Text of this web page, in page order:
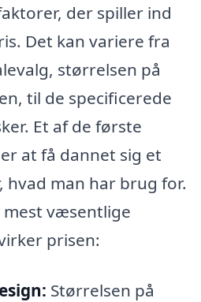
der spiller ind
Det kan variere fra
størrelsen på
til de specificerede
Et af de første
at få dannet sig et
hvad man har brug for.
mest væsentlige
prisen:
Størrelsen på